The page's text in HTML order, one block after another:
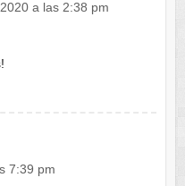
a las 2:38 pm
7:39 pm